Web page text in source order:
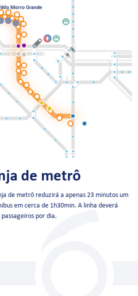
de metrô
de metrô reduzirá a apenas 23 minutos um
em cerca de 1h30min. A linha deverá
por dia.